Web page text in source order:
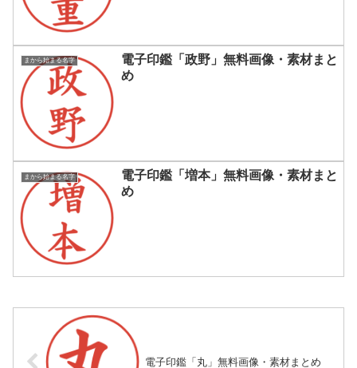
まから始まる名字
電子印鑑「政野」無料画像・素材まと
め
まから始まる名字
電子印鑑「増本」無料画像・素材まと
め
電子印鑑「丸」無料画像・素材まとめ